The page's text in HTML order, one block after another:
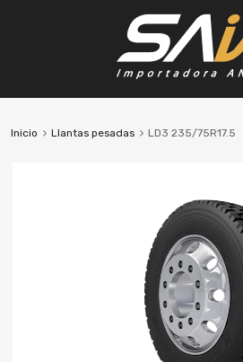
Inicio Llantas pesadas LD3 235/75R17.5